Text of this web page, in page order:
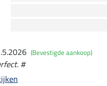
(Bevestigde aankoop)
#